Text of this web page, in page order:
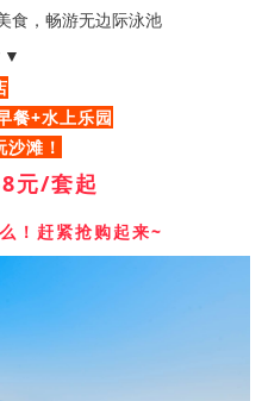
食，畅游无边际泳池
餐+水上乐园
滩！
元/套起
！赶紧抢购起来~